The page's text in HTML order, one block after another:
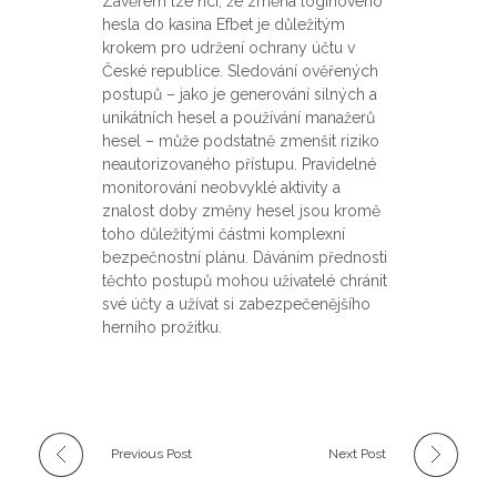
hesla do kasina Efbet je důležitým
krokem pro udržení ochrany účtu v
České republice. Sledování ověřených
postupů – jako je generování silných a
unikátních hesel a používání manažerů
hesel – může podstatně zmenšit riziko
neautorizovaného přístupu. Pravidelné
monitorování neobvyklé aktivity a
znalost doby změny hesel jsou kromě
toho důležitými částmi komplexní
bezpečnostní plánu. Dáváním přednosti
těchto postupů mohou uživatelé chránit
své účty a užívat si zabezpečenějšího
herního prožitku.
Previous Post Next Post